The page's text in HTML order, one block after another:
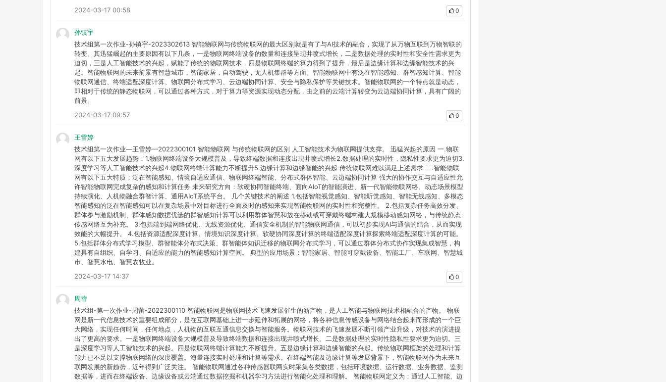
2024-03-17 00:58
0
孙镇宇
技术组第一次作业-孙镇宇-2023302613 智能物联网与传统物联网的最大区别就是有了与AI技术的融合，实现了从万物互联到万物智联的
转变。其迅猛崛起的主要原因有以下几条，一是物联网终端设备的数量和连接呈现井喷式增长，二是数据处理的实时性和安全性需求更为
迫切，三是人工智能技术的兴起，赋能了传统的物联网技术，四是物联网终端的算力得到了提升，最后是边缘计算和边缘智能技术的兴
起。智能物联网的未来前景有智慧城市，智能家居，自动驾驶，无人机集群等方面。智能物联网中有泛在智能感知、群智感知计算、智能
物联网通信、终端适配深度计算、物联网分布式学习、云边端协同计算、安全与隐私保护等关键技术。智能物联网的一个特点就是动态，
即相对于传统的静态物联网，可以通过各种方式，对于算力等资源实现动态分配，由之前的云端计算转变为云边端协同计算，具有广阔的
前景。
2024-03-17 09:57
0
王雪婷
技术组第一次作业—王雪婷—2022300101 智能物联网 与传统物联网的区别 人工智能技术为物联网提供支撑。 迅猛兴起的原因 一.物联
网有以下五大发展趋势：1.物联网终端设备大规模普及，导致终端数据和连接出现井喷式增长2.数据处理的实时性，隐私性要求更为迫切3.
深度学习等人工智能技术的兴起4.物联网终端计算能力不断提升5.边缘计算和边缘智能的兴起 传统物联网难以满足上述需求 二.智能物联
网有以下五大特质：泛在智能感知、情境自适应通信、物联网终端智能、分布式群体智能、云边端协同计算 强大的协作交互与自适应性允
许智能物联网完成复杂的感知和计算任务 未来研究方向：软硬协同智能终端、面向AIoT的智能演进、新一代智能物联网络、动态场景模型
持续演化、人机物融合群智计算、通用AIoT系统平台。 几个关键技术的阐述 1.包括智能视觉感知、智能听觉感知、智能无线感知、多模态
智能感知的泛在智能感知可以在复杂场景中对目标进行全面及时的感知来实现智能物联网的实时性和完整性。 2.包括复杂任务高效分发、
群体参与激励机制、群体感知数据优选的群智感知计算可以利用群体智慧和放在移动或可穿戴终端构建大规模移动感知网络，与传统静态
传感网络互为补充。 3.包括端到端网络优化、无线资源优化、通信安全机制的智能物联网通信，可以初步实现AI与通信的结合，从而实现
效能的大幅提升。 4.包括资源适配深度计算、情境知识深度计算、软硬协同深度计算的终端适配深度计算探索终端适配深度计算的可能。
5.包括群体分布式学习模型、群智能体分布式决策、群智能体知识迁移的物联网分布式学习，可以通过群体分布式协作实现集成智慧，构
建具有自组织、自学习、自适应的能力的智能感知计算空间。 典型的应用场景：智能家居、智能可穿戴设备、智能工厂、车联网、智慧城
市、智慧水电、智慧农牧业。
2024-03-17 14:37
0
周蕾
技术组-第一次作业-周蕾-2022300110 智能物联网是物联网技术飞速发展催生的新产物，是人工智能与物联网技术相融合的产物。 物联
网是新一代信息技术的重要组成部分，是在互联网基础上进一步延伸和拓展的网络，将各种信息传感设备与网络结合起来而形成的一个巨
大网络，实现任何时间，任何地点，人机物的互联互通信息交换与智能服务。物联网技术的飞速发展不断引领产业升级，对技术的演进提
出了更高的要求。一是物联网终端设备大规模普及导致终端数据和连接出现井喷式增长。二是数据处理的实时性隐私性要求更为迫切。三
是深度学习等人工智能技术的兴起。四是物联网终端计算能力不断提升。五是边缘计算和边缘智能的兴起。传统物联网框架的处理和计算
能力已不足以支撑物联网络的深度覆盖。海量连接实时处理和计算等需求。在终端智能及边缘计算等发展背景下，智能物联网作为未来互
联网发展的新趋势，近年得到广泛关注。 智能物联网通过各种传感器联网实时采集各类数据，包括环境数据、运行数据、业务数据、监测
数据等，进而在终端设备、边缘设备或云端通过数据挖掘和机器学习方法进行智能化处理和理解。 智能物联网定义为：通过人工智能、边